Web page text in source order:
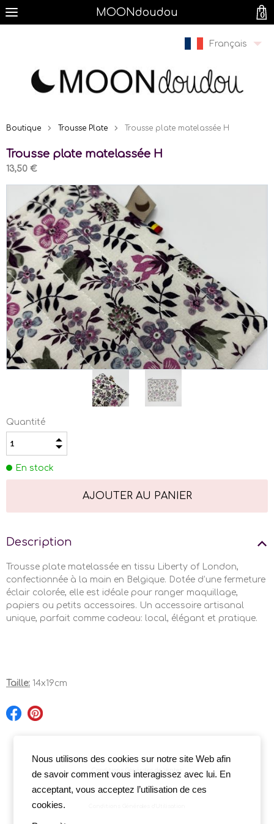
MOONdoudou
Français
Boutique Trousse Plate Trousse plate matelassée H
Trousse plate matelassée H
13,50 €
Quantité
En stock
Description
Trousse plate matelassée en tissu Liberty of London,
confectionnée à la main en Belgique. Dotée d’une fermeture
éclair colorée, elle est idéale pour ranger maquillage,
papiers ou petits accessoires. Un accessoire artisanal
unique, parfait comme cadeau: local, élégant et pratique.
Taille: 14x19cm
Conditions Générales de Ventes
Nous utilisons des cookies sur notre site Web afin
de savoir comment vous interagissez avec lui. En
acceptant, vous acceptez l’utilisation de ces
cookies.
0